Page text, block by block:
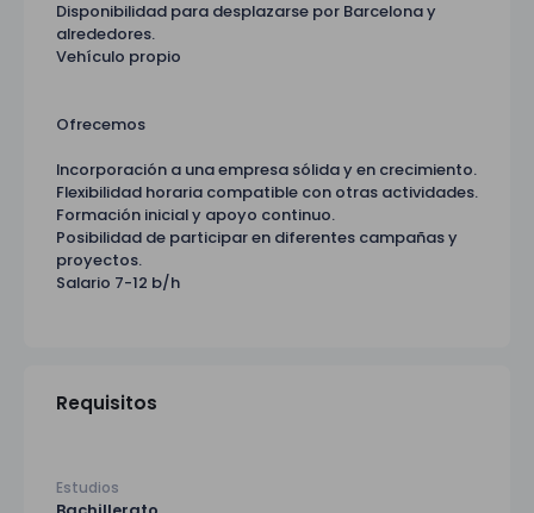
Disponibilidad para desplazarse por Barcelona y
alrededores.
Vehículo propio
Ofrecemos
Incorporación a una empresa sólida y en crecimiento.
Flexibilidad horaria compatible con otras actividades.
Formación inicial y apoyo continuo.
Posibilidad de participar en diferentes campañas y
proyectos.
Salario 7-12 b/h
Requisitos
Estudios